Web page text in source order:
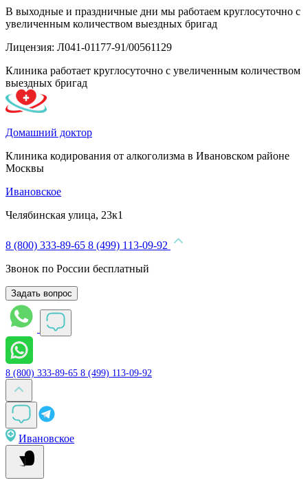
В выходные и праздничные дни мы работаем круглосуточно с
увеличенным количеством выездных бригад
Лицензия: Л041-01177-91/00561129
Клиника работает круглосуточно с увеличенным количеством
выездных бригад
Домашний доктор
Клиника кодирования от алкоголизма в Ивановском районе
Москвы
Ивановское
Челябинская улица, 23к1
8 (800) 333-89-65 8 (499) 113-09-92
Звонок по России бесплатный
Задать вопрос
8 (800) 333-89-65 8 (499) 113-09-92
Ивановское